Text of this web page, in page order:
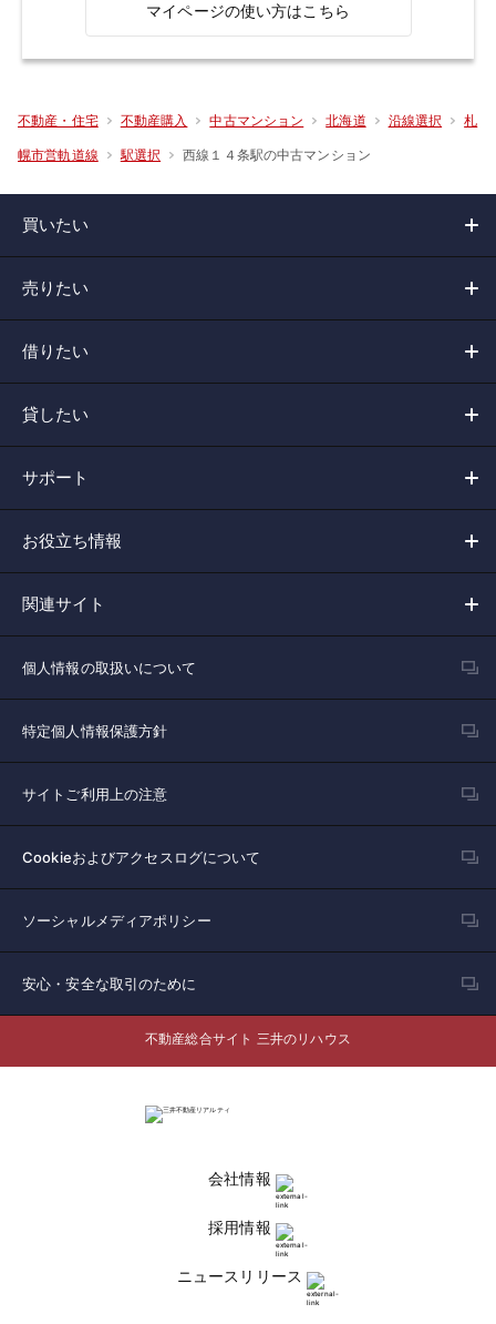
マイページの使い方はこちら
不動産・住宅 不動産購入 中古マンション 北海道 沿線選択 札
幌市営軌道線 駅選択 西線１４条駅の中古マンション
買いたい
売りたい
借りたい
貸したい
サポート
お役立ち情報
関連サイト
個人情報の取扱いについて
特定個人情報保護方針
サイトご利用上の注意
Cookieおよびアクセスログについて
ソーシャルメディアポリシー
安心・安全な取引のために
不動産総合サイト 三井のリハウス
会社情報
採用情報
ニュースリリース